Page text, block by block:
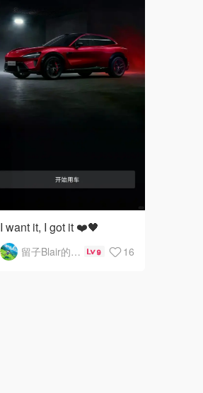
I want it, I got it ❤️🖤
留子Blair的一人食记 9 16